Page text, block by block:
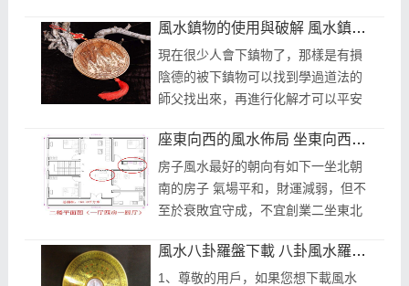
一塊神奇的風水寶地，坐落在英德黎
溪鎮...
風水鎮物的使用與破解 風水鎮宅吉祥物都有哪些
現在很少人會下鎮物了，那樣是有損
陰德的被下鎮物可以找到學過道法的
師父找出來，再進行化解才可以平安
宅時發現補下鎮物，經挖開門頂牆上
放...
座東向西的風水佈局 坐東向西的房子吉位在哪里
房子風水最好的朝向有如下一坐北朝
南的房子 氣場平和，財運減弱，但不
至於衰敗宜守成，不宜創業二坐東北
公環境的流年方位宜創業多有發財
升...
風水八卦羅盤下載 八卦風水羅盤使用方法
1、尊敬的用戶，如果您想下載風水